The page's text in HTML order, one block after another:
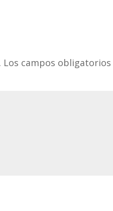
Los campos obligatorios